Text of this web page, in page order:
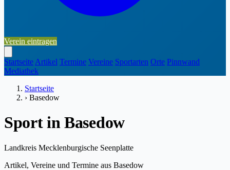
Verein eintragen
Startseite Artikel Termine Vereine Sportarten Orte Pinnwand
Mediathek
Startseite
› Basedow
Sport in Basedow
Landkreis Mecklenburgische Seenplatte
Artikel, Vereine und Termine aus Basedow